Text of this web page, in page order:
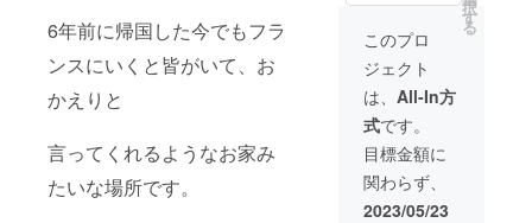
6年前に帰国した今でもフラ
ンスにいくと皆がいて、お
かえりと
言ってくれるようなお家み
たいな場所です。
卵
アーモ
ンドを
使用し
ている
焼き菓
子もあ
りま
す。
択
す
る
このプロ
ジェクト
は、 All-In方
式です。
目標金額に
関わらず、
2023/05/23